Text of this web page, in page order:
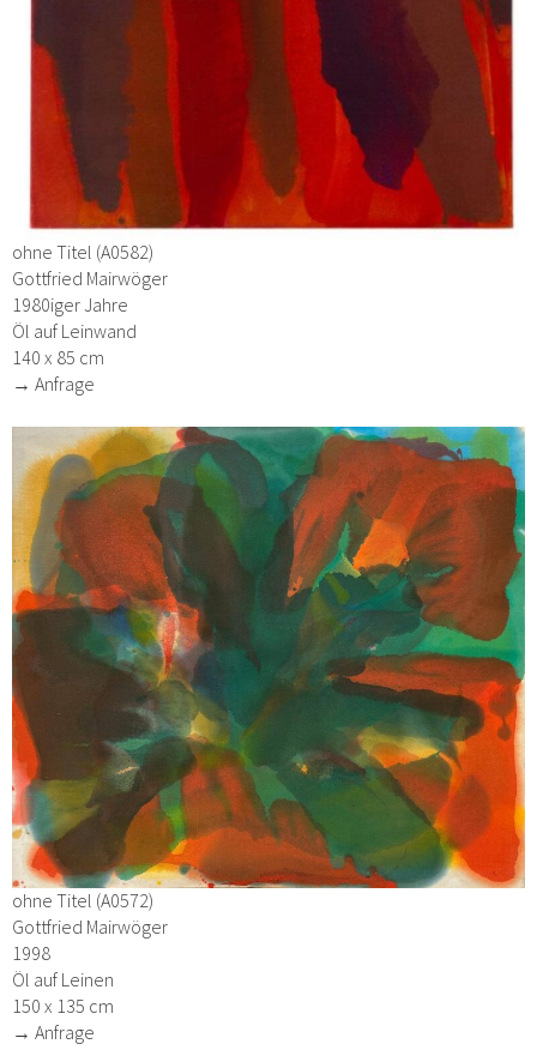
ohne Titel (A0582)
Gottfried Mairwöger
1980iger Jahre
Öl auf Leinwand
140 x 85 cm
→ Anfrage
ohne Titel (A0572)
Gottfried Mairwöger
1998
Öl auf Leinen
150 x 135 cm
→ Anfrage